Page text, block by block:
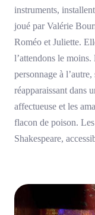
instruments,
joué par Valérie
Roméo et Juliette.
l’attendons le
personnage à
réapparaissant dans
affectueuse et les
flacon de poison.
Shakespeare,